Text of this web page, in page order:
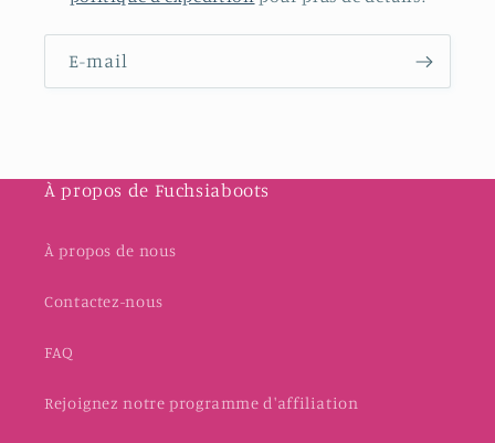
E-mail
À propos de Fuchsiaboots
À propos de nous
Contactez-nous
FAQ
Rejoignez notre programme d'affiliation